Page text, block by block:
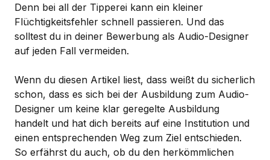
Denn bei all der Tipperei kann ein kleiner
Flüchtigkeitsfehler schnell passieren. Und das
solltest du in deiner Bewerbung als Audio-Designer
auf jeden Fall vermeiden.
Wenn du diesen Artikel liest, dass weißt du sicherlich
schon, dass es sich bei der Ausbildung zum Audio-
Designer um keine klar geregelte Ausbildung
handelt und hat dich bereits auf eine Institution und
einen entsprechenden Weg zum Ziel entschieden.
So erfährst du auch, ob du den herkömmlichen